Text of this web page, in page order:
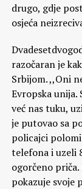
drugo, gdje
osjeća
razočaran je
Srbijom. ,,Oni
Evropska unija.
već nas tuku,
je putovao sa
policajci
telefona i uzeli
ogorčeno
pokazuje svoje